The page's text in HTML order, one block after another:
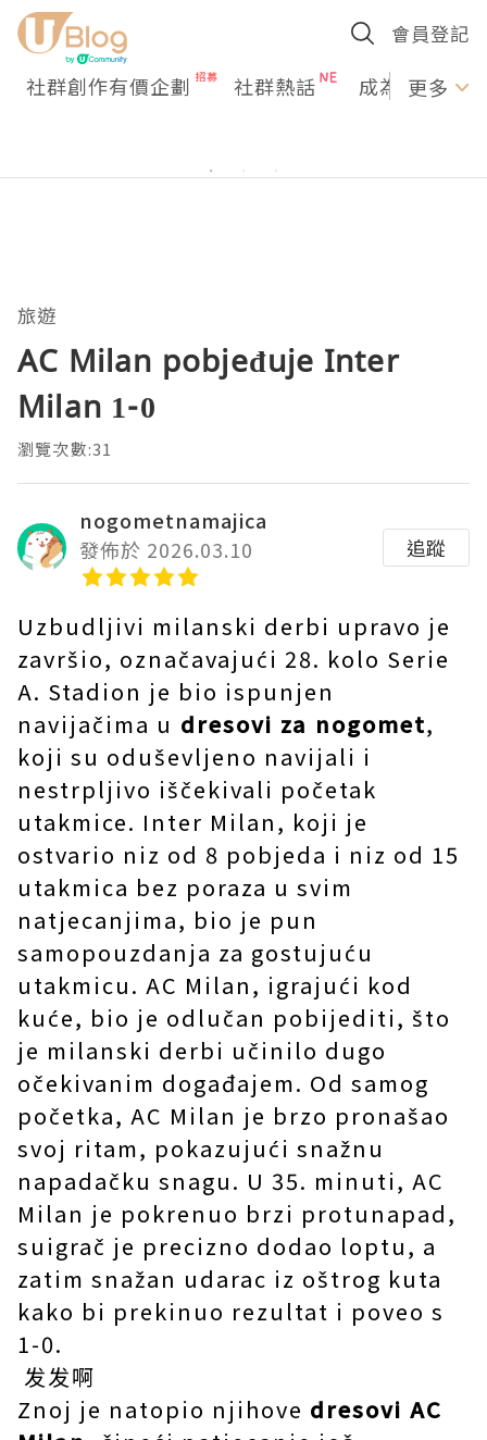
會員登記
社群創作有價企劃 社群熱話 成為U更多
旅遊
AC Milan pobjeđuje Inter
Milan 1-0
瀏覽次數:31
nogometnamajica
發佈於 2026.03.10
追蹤
Uzbudljivi milanski derbi upravo je
završio, označavajući 28. kolo Serie
A. Stadion je bio ispunjen
navijačima u dresovi za nogomet,
koji su oduševljeno navijali i
nestrpljivo iščekivali početak
utakmice. Inter Milan, koji je
ostvario niz od 8 pobjeda i niz od 15
utakmica bez poraza u svim
natjecanjima, bio je pun
samopouzdanja za gostujuću
utakmicu. AC Milan, igrajući kod
kuće, bio je odlučan pobijediti, što
je milanski derbi učinilo dugo
očekivanim događajem. Od samog
početka, AC Milan je brzo pronašao
svoj ritam, pokazujući snažnu
napadačku snagu. U 35. minuti, AC
Milan je pokrenuo brzi protunapad,
suigrač je precizno dodao loptu, a
zatim snažan udarac iz oštrog kuta
kako bi prekinuo rezultat i poveo s
1-0.
发发啊
Znoj je natopio njihove dresovi AC